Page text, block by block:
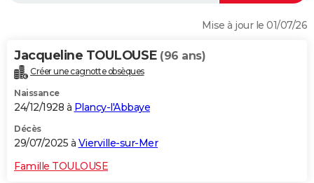
Alimentation
Guide de la santé
Maladies
Médicaments
Sommeil
VOYAGE
Destinations
City break
Voyage nature
Voyage de noces
Forum
Climat
+PHOTO
GUIDES D'ACHAT
BONS PLANS
CARTE DE VOEUX
Mise à jour le 01/07/26
Jacqueline TOULOUSE (96 ans)
Créer une cagnotte obsèques
Naissance
24/12/1928 à Plancy-l'Abbaye
Décès
29/07/2025 à Vierville-sur-Mer
Famille TOULOUSE